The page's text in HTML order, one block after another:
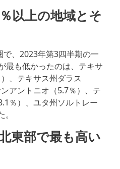
以上の地域とそ
、2023年第3四半期の一
最も低かったのは、テキサ
、テキサス州ダラス
アントニオ（5.7％）、テ
％）、ユタ州ソルトレー
東部で最も高い